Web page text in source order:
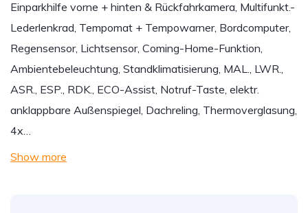
Einparkhilfe vorne + hinten & Rückfahrkamera, Multifunkt.-
Lederlenkrad, Tempomat + Tempowarner, Bordcomputer,
Regensensor, Lichtsensor, Coming-Home-Funktion,
Ambientebeleuchtung, Standklimatisierung, MAL., LWR.,
ASR., ESP., RDK., ECO-Assist, Notruf-Taste, elektr.
anklappbare Außenspiegel, Dachreling, Thermoverglasung,
4x…
Show more